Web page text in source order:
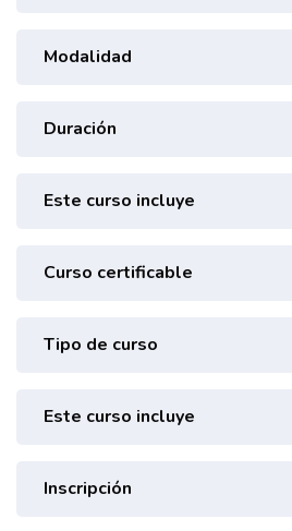
Modalidad
Duración
Este curso incluye
Curso certificable
Tipo de curso
Este curso incluye
Inscripción